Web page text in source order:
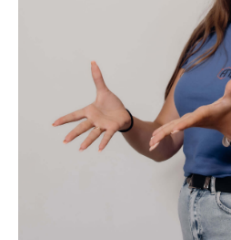
г. Тосно, ул. Радищева д. 2
(вход со двора)